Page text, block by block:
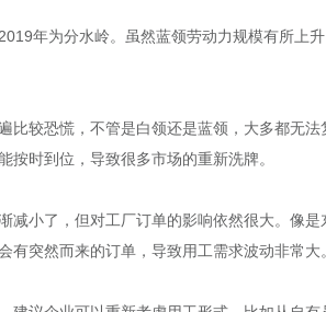
年为分水岭。虽然蓝领劳动力规模有所上
比较恐慌，不管是白领还是蓝领，大多都无
时到位，导致很多市场的重新洗牌。
减小了，但对工厂订单的影响依然很大。像
突然而来的订单，导致用工需求波动非常大。